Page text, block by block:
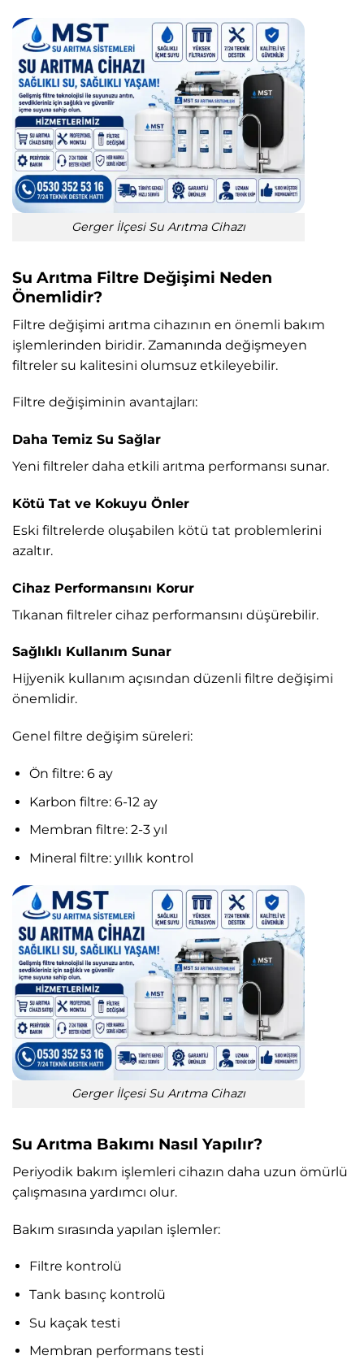
Gerger İlçesi Su Arıtma Cihazı
Su Arıtma Filtre Değişimi Neden
Önemlidir?
Filtre değişimi arıtma cihazının en önemli bakım
işlemlerinden biridir. Zamanında değişmeyen
filtreler su kalitesini olumsuz etkileyebilir.
Filtre değişiminin avantajları:
Daha Temiz Su Sağlar
Yeni filtreler daha etkili arıtma performansı sunar.
Kötü Tat ve Kokuyu Önler
Eski filtrelerde oluşabilen kötü tat problemlerini
azaltır.
Cihaz Performansını Korur
Tıkanan filtreler cihaz performansını düşürebilir.
Sağlıklı Kullanım Sunar
Hijyenik kullanım açısından düzenli filtre değişimi
önemlidir.
Genel filtre değişim süreleri:
Ön filtre: 6 ay
Karbon filtre: 6-12 ay
Membran filtre: 2-3 yıl
Mineral filtre: yıllık kontrol
Gerger İlçesi Su Arıtma Cihazı
Su Arıtma Bakımı Nasıl Yapılır?
Periyodik bakım işlemleri cihazın daha uzun ömürlü
çalışmasına yardımcı olur.
Bakım sırasında yapılan işlemler:
Filtre kontrolü
Tank basınç kontrolü
Su kaçak testi
Membran performans testi